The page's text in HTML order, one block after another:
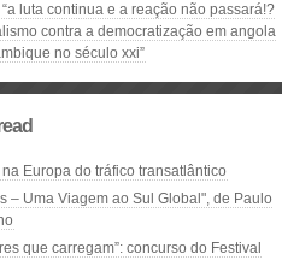
“a luta continua e a reação não passará!?
contra a democratização em angola
no século xxi”
Europa do tráfico transatlântico
– Uma Viagem ao Sul Global", de Paulo
que carregam”: concurso do Festival